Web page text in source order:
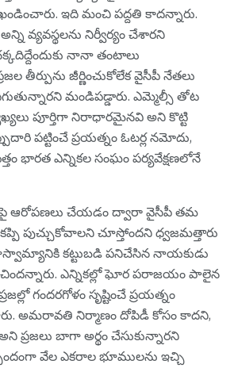
ఇది మంచి ప‌ద్ద‌తి కాద‌న్నారు.
వ్య‌వ‌స్థ‌ల‌ను నిర్వీర్యం చేశార‌ని
నానా తంటాలు
తీర్పును జీర్ణించుకోలేక వైసీపీ నేతలు
మండిప‌డ్డారు. ఎమ్మెల్సీ తోట
పూర్తిగా నిరాధారమైనవి అని కొట్టి
పట్టించే ప్రయత్నం ఓటర్ల నమోదు,
భారత ఎన్నికల సంఘం పర్యవేక్షణలోనే
పై ఆరోపణలు చేయడం ద్వారా వైసీపీ తమ
పుచ్చుకోవాలని చూస్తోందని ధ్వ‌జ‌మ‌త్తారు
కట్టుబడి పనిచేసిన నాయకుడు
ఎన్నికల్లో ఘోర పరాజయం పాలైన
గందరగోళం సృష్టించే ప్రయత్నం
అమరావతి నిర్మాణం దోపిడీ కోసం కాదని,
ప్రజలు బాగా అర్థం చేసుకున్నారని
వేల ఎకరాల భూములను ఇచ్చి